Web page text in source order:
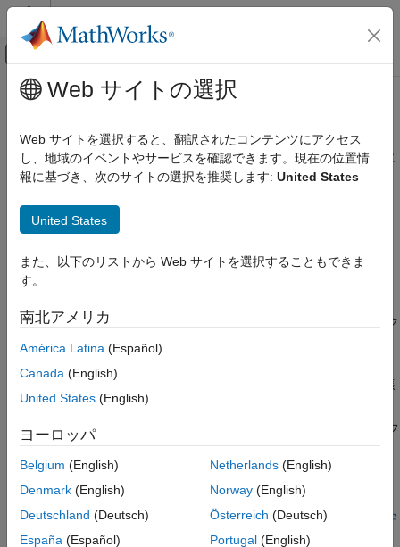
コンテンツへスキップ
オフキャンバス ナビゲーション メ
ドキュメンテーションのホーム
Deep Learning Toolbox
用途
カテゴリ
イメージ処理とコンピューター ビジョン
信号処理、オーディオ、無線
Physics-Informed Machine Learning
自律制御システム
強化学習
予知保全
エンドツーエンドの AI ワークフロー
メインコンテンツ
自律制御システム
強化学習、予知保全、自律ナビゲーションのアプリケーションに
おける深層学習ワークフローの拡張
律ナビゲーションの各アプリケーションに深層学習を組み込みま
す。
カテゴリ
不明な動的環境とのやり取りによる深層ニューラル ネットワーク
エージェントの学習
予知保全
予知保全アプリケーションにおける深層学習ワークフローの拡張
自律ナビゲーション
自律ナビゲーション アプリケーションにおける深層学習ワークフ
ローの拡張
注目の例
滑走ロボットを制御するための DDPG エージェントの学
Web サイトの選択
Web サイトを選択すると、翻訳されたコンテンツにアクセス
し、地域のイベントやサービスを確認できます。現在の位置情
報に基づき、次のサイトの選択を推奨します: United States
United States
また、以下のリストから Web サイトを選択することもできま
す。
南北アメリカ
América Latina (Español)
Canada (English)
United States (English)
ヨーロッパ
Belgium (English)
Denmark (English)
Deutschland (Deutsch)
España (Español)
Netherlands(English)
Norway(English)
Österreich (Deutsch)
Portugal(English)